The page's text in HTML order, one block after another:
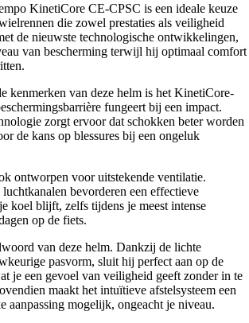
KinetiCore CE-CPSC is een ideale keuze
die zowel prestaties als veiligheid
de nieuwste technologische ontwikkelingen,
van bescherming terwijl hij optimaal comfort
kenmerken van deze helm is het KinetiCore-
fungeert bij een impact.
zorgt ervoor dat schokken beter worden
de kans op blessures bij een ongeluk
ontworpen voor uitstekende ventilatie.
luchtkanalen bevorderen een effectieve
koel blijft, zelfs tijdens je meest intense
op de fiets.
van deze helm. Dankzij de lichte
pasvorm, sluit hij perfect aan op de
je een gevoel van veiligheid geeft zonder in te
maakt het intuïtieve afstelsysteem een
aanpassing mogelijk, ongeacht je niveau.